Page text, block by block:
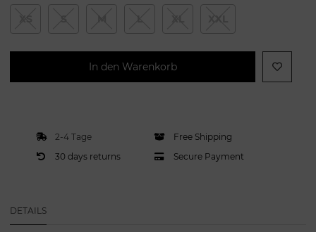
In den Warenkorb
2-4 Tage
Free Shipping
30 days returns
Secure Payment
DETAILS